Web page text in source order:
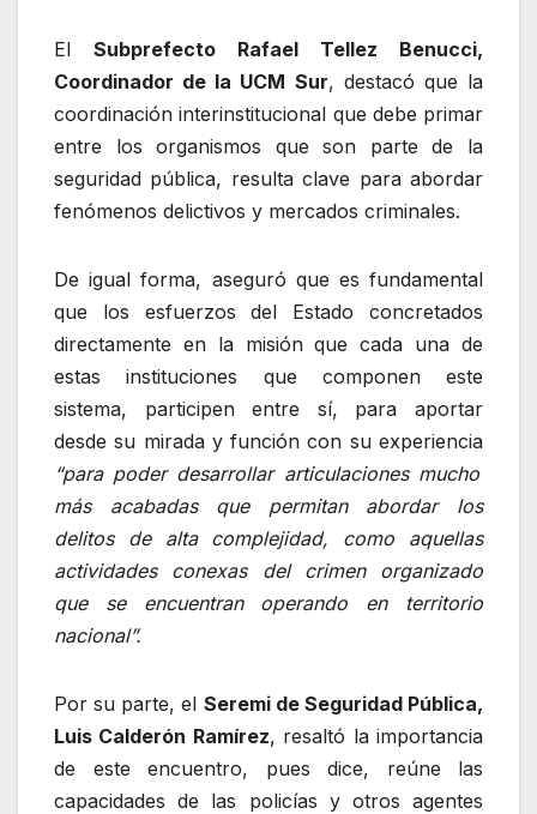
El Subprefecto Rafael Tellez Benucci,
Coordinador de la UCM Sur, destacó que la
coordinación interinstitucional que debe primar
entre los organismos que son parte de la
seguridad pública, resulta clave para abordar
fenómenos delictivos y mercados criminales.
De igual forma, aseguró que es fundamental
que los esfuerzos del Estado concretados
directamente en la misión que cada una de
estas instituciones que componen este
sistema, participen entre sí, para aportar
desde su mirada y función con su experiencia
“para poder desarrollar articulaciones mucho
más acabadas que permitan abordar los
delitos de alta complejidad, como aquellas
actividades conexas del crimen organizado
que se encuentran operando en territorio
nacional”.
Por su parte, el Seremi de Seguridad Pública,
Luis Calderón Ramírez, resaltó la importancia
de este encuentro, pues dice, reúne las
capacidades de las policías y otros agentes